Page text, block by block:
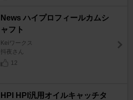
News ハイプロフィールカムシ
ャフト
Keiワークス
抖夜さん
12
HPI HPI汎用オイルキャッチタ